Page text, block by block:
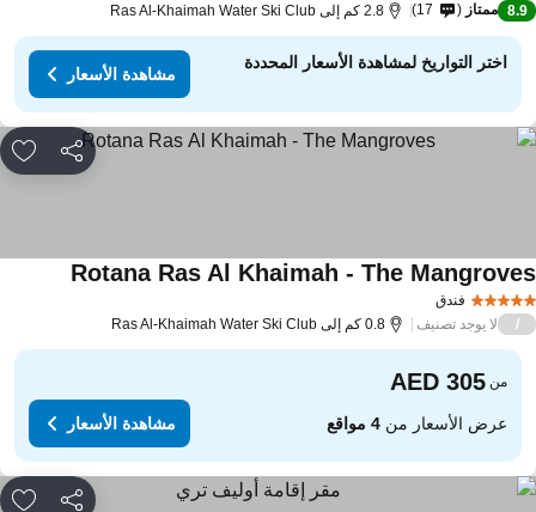
8.9 ممتاز 17 2.8 كم إلى Ras Al-Khaimah Water Ski Club
اختر التواريخ لمشاهدة الأسعار المحددة
مشاهدة الأسعار
مشاركة
فندق
Rotana Ras Al Khaimah - The
لا يوجد تصنيف 0.8 كم إلى Ras Al-Khaimah Water Ski Club
من
عرض الأسعار من4 مواقع مشاهدة الأسعار